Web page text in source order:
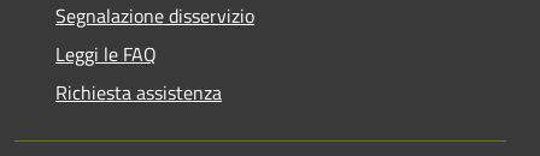
Segnalazione disservizio
Leggi le FAQ
Richiesta assistenza